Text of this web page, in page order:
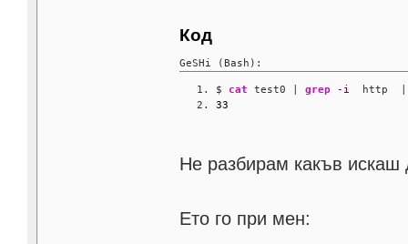
Код
GeSHi (Bash):
$ cat test0 | grep -i http
33
Не разбирам какъв искаш
Ето го при мен: